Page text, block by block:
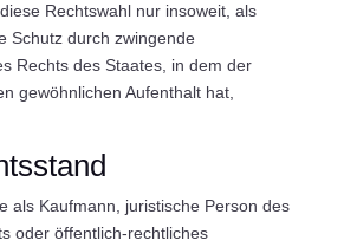
Rechtswahl nur insoweit, als
Schutz durch zwingende
Rechts des Staates, in dem der
gewöhnlichen Aufenthalt hat,
als Kaufmann, juristische Person des
oder öffentlich-rechtliches